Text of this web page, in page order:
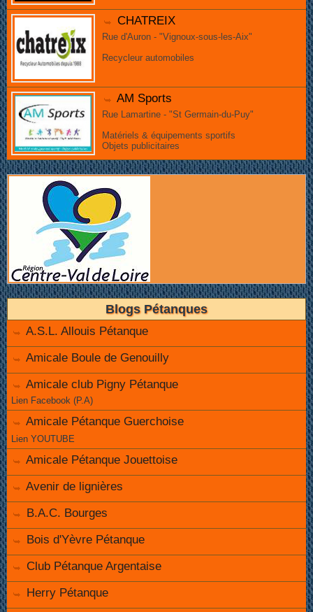
CHATREIX
Rue d'Auron - "Vignoux-sous-les-Aix"
Recycleur automobiles
AM Sports
Rue Lamartine - "St Germain-du-Puy"
Matériels & équipements sportifs
Objets publicitaires
Blogs Pétanques
A.S.L. Allouis Pétanque
Amicale Boule de Genouilly
Amicale club Pigny Pétanque
Lien Facebook (P.A)
Amicale Pétanque Guerchoise
Lien YOUTUBE
Amicale Pétanque Jouettoise
Avenir de lignières
B.A.C. Bourges
Bois d'Yèvre Pétanque
Club Pétanque Argentaise
Herry Pétanque